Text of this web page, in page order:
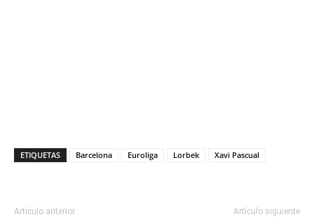
ETIQUETAS Barcelona Euroliga Lorbek Xavi Pascual
Artículo anterior Artículo siguiente